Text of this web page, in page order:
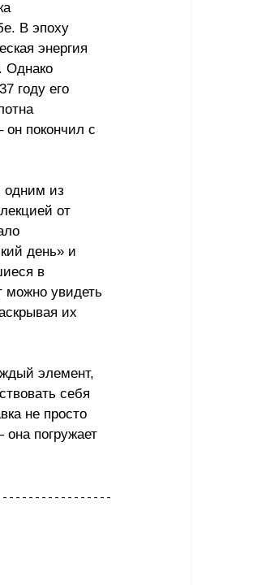
В эпоху
энергия
Однако
году его
покончил с
одним из
от
день» и
в
можно увидеть
их
элемент,
себя
не просто
она погружает